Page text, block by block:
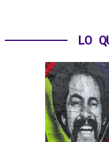
LO